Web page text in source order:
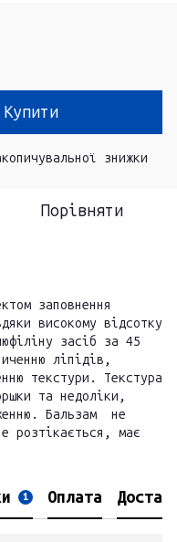
Купити
знижки
Порівняти
заповнення
високому відсотку
засіб за 45
ліпідів,
текстури. Текстура
та недоліки,
Бальзам не
розтікається, має
1 Оплата